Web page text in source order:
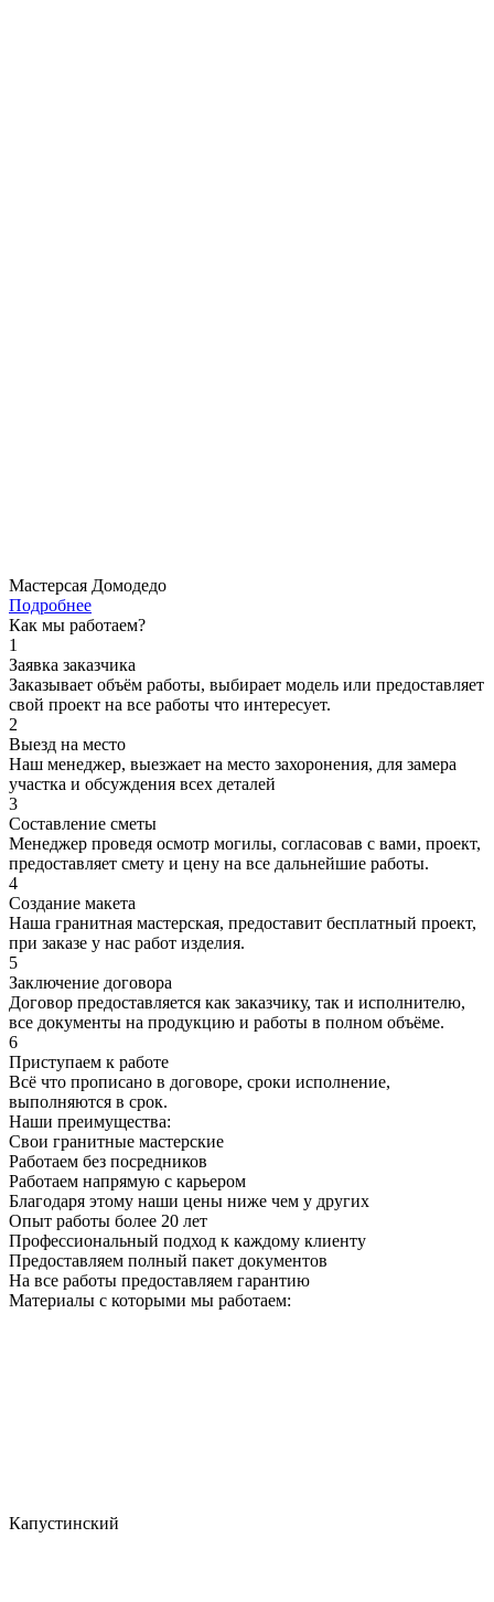
Мастерсая Домодедо
Подробнее
Как мы работаем?
1
Заявка заказчика
Заказывает объём работы, выбирает модель или предоставляет
свой проект на все работы что интересует.
2
Выезд на место
Наш менеджер, выезжает на место захоронения, для замера
участка и обсуждения всех деталей
3
Составление сметы
Менеджер проведя осмотр могилы, согласовав с вами, проект,
предоставляет смету и цену на все дальнейшие работы.
4
Создание макета
Наша гранитная мастерская, предоставит бесплатный проект,
при заказе у нас работ изделия.
5
Заключение договора
Договор предоставляется как заказчику, так и исполнителю,
все документы на продукцию и работы в полном объёме.
6
Приступаем к работе
Всё что прописано в договоре, сроки исполнение,
выполняются в срок.
Наши преимущества:
Свои гранитные мастерские
Работаем без посредников
Работаем напрямую с карьером
Благодаря этому наши цены ниже чем у других
Опыт работы более 20 лет
Профессиональный подход к каждому клиенту
Предоставляем полный пакет документов
На все работы предоставляем гарантию
Материалы с которыми мы работаем:
Капустинский